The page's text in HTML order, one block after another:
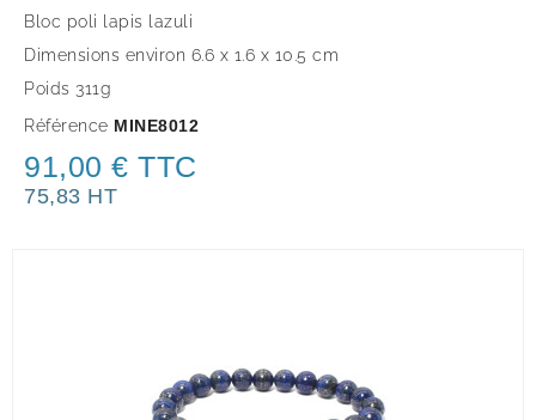
Bloc poli lapis lazuli
Dimensions environ 6.6 x 1.6 x 10.5 cm
Poids 311g
Référence MINE8012
91,00 € TTC
75,83 HT